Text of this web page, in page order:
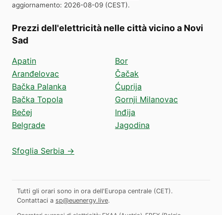
aggiornamento: 2026-08-09 (CEST).
Prezzi dell'elettricità nelle città vicino a Novi
Sad
Apatin
Aranđelovac
Bačka Palanka
Bačka Topola
Bečej
Belgrade
Bor
Čačak
Ćuprija
Gornji Milanovac
Inđija
Jagodina
Sfoglia Serbia →
Tutti gli orari sono in ora dell'Europa centrale (CET).
Contattaci a sp@euenergy.live.